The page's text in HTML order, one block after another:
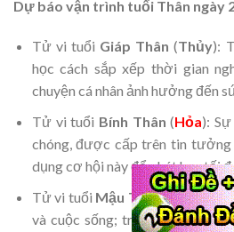
Dự báo vận trình tuổi Thân ngày
Tử vi tuổi Giáp Thân (Thủy):
học cách sắp xếp thời gian
chuyện cá nhân ảnh hưởng đến
Tử vi tuổi Bính Thân (Hỏa):
chóng, được cấp trên tin tưởng
dụng cơ hội này để phát huy tối
Tử vi tuổi Mậu Thân(Thổ):
và cuộc sống; tránh để áp lực